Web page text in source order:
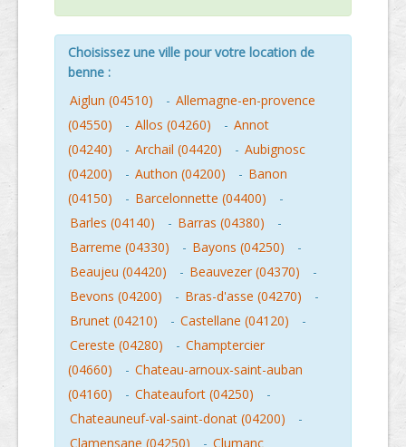
Choisissez une ville pour votre location de
benne :
Aiglun (04510)
- Allemagne-en-provence
(04550)
- Allos (04260) - Annot
(04240)
- Archail (04420) - Aubignosc
(04200)
- Authon (04200) - Banon
(04150)
- Barcelonnette (04400)
-
Barles (04140)
- Barras (04380)
-
Barreme (04330)
- Bayons (04250)
-
Beaujeu (04420)
- Beauvezer (04370)
-
Bevons (04200)
- Bras-d'asse (04270)
-
Brunet (04210)
- Castellane (04120)
-
Cereste (04280)
- Champtercier
(04660)
- Chateau-arnoux-saint-auban
(04160)
- Chateaufort (04250)
-
Chateauneuf-val-saint-donat (04200)
-
Clamensane (04250)
- Clumanc